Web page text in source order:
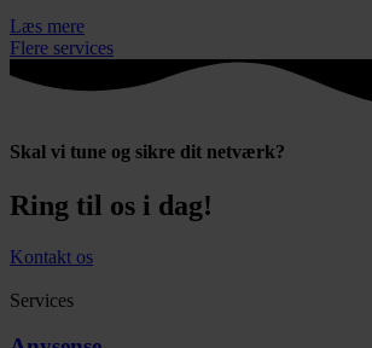
Læs mere
Flere services
Skal vi tune og sikre dit netværk?
Ring til os i dag!
Kontakt os
Services